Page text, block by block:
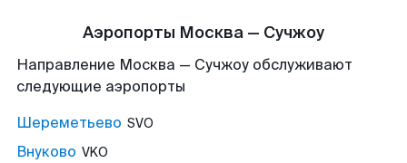
Аэропорты Москва — Сучжоу
Направление Москва — Сучжоу обслуживают
следующие аэропорты
Шереметьево SVO
Внуково VKO